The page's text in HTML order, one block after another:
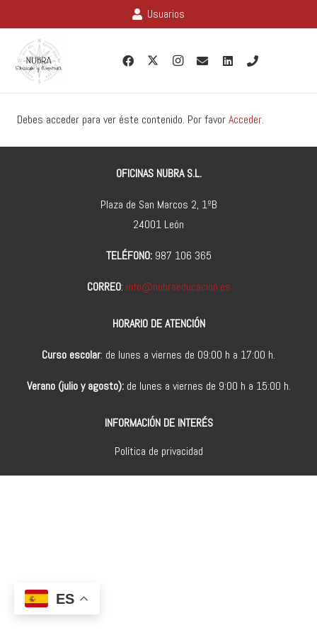
Usuarios
Debes acceder para ver éste contenido. Por favorAcceder.
OFICINAS NUBRA S.L.
Plaza de San Marcos 2, 1ºB
24001 León
TELÉFONO:987 106 365
CORREO: info@nubraeducacion.es
HORARIO DE ATENCIÓN
Curso escolar: de lunes a viernes de 09:00 h a 17:00 h.
Verano (julio y agosto):de lunes a viernes de 9:00 h a 15:00 h.
INFORMACIÓN DE INTERÉS
Política de privacidad
ES